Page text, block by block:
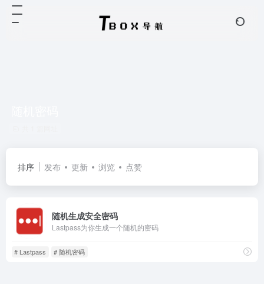
排序 发布 更新 浏览 点赞
随机生成安全密码
Lastpass为你生成一个随机的密码
# Lastpass # 随机密码